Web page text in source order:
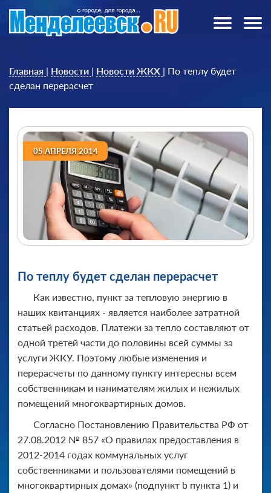
Главная | Новости | Новости ЖКХ | По теплу будет
сделан перерасчет
05 АПРЕЛЯ 2014
По теплу будет сделан перерасчет
Как известно, пункт за тепловую энергию в
наших квитанциях - является наиболее затратной
статьей расходов. Платежи за тепло составляют от
одной третей части до половины всей суммы за
услуги ЖКУ. Поэтому любые изменения и
перерасчеты по данному пункту интересны всем
собственникам и нанимателям жилых и нежилых
помещений многоквартирных домов.
Согласно Постановлению Правительства РФ от
27.08.2012 № 857 «О правилах предоставления в
2012-2014 годах коммунальных услуг
собственниками и пользователями помещений в
многоквартирных домах» (подпункт b пункта 1) и